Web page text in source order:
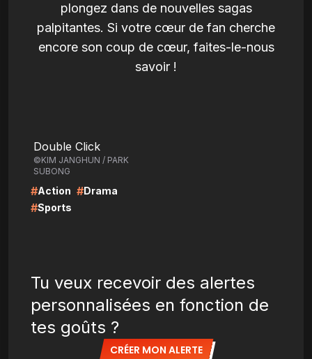
plongez dans de nouvelles sagas
palpitantes. Si votre cœur de fan cherche
encore son coup de cœur, faites-le-nous
savoir !
Double Click
©KIM JANGHUN / PARK
SUBONG
#Action #Drama
#Sports
Tu veux recevoir des alertes
personnalisées en fonction de
tes goûts ?
CRÉER MON ALERTE